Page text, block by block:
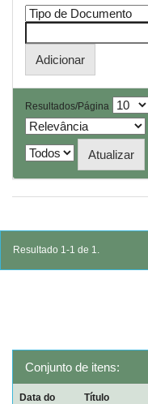
Resultados/Página
Resultado 1-1 de 1.
Conjunto de itens:
Data do
Título